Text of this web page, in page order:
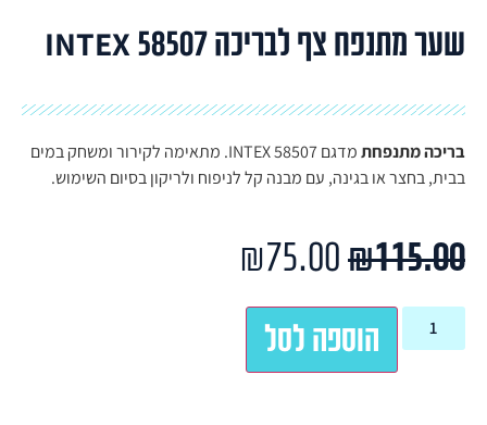
שער מתנפח צף לבריכה INTEX 58507
בריכה מתנפחת
מדגם INTEX 58507. מתאימה לקירור ומשחק במים
בבית, בחצר או בגינה, עם מבנה קל לניפוח ולריקון בסיום השימוש.
₪115.00
₪75.00
הוספה לסל